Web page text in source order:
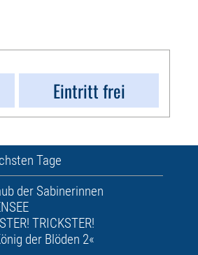
Eintritt frei
Tage
der Sabinerinnen
TRICKSTER!
der Blöden 2«